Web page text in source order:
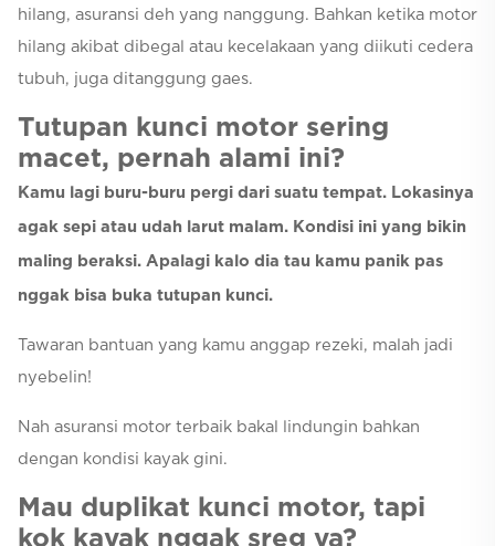
hilang, asuransi deh yang nanggung. Bahkan ketika motor
hilang akibat dibegal atau kecelakaan yang diikuti cedera
tubuh, juga ditanggung gaes.
Tutupan kunci motor sering
macet, pernah alami ini?
Kamu lagi buru-buru pergi dari suatu tempat. Lokasinya
agak sepi atau udah larut malam. Kondisi ini yang bikin
maling beraksi. Apalagi kalo dia tau kamu panik pas
nggak bisa buka tutupan kunci.
Tawaran bantuan yang kamu anggap rezeki, malah jadi
nyebelin!
Nah asuransi motor terbaik bakal lindungin bahkan
dengan kondisi kayak gini.
Mau duplikat kunci motor, tapi
kok kayak nggak sreg ya?